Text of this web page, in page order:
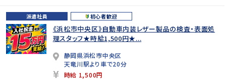
派遣社員 初心者歓迎
《浜松市中央区》自動車内装レザー製品の検査・表面処
理スタッフ★時給1,500円★...
静岡県浜松市中央区
天竜川駅より車で20分
時給 1,500円